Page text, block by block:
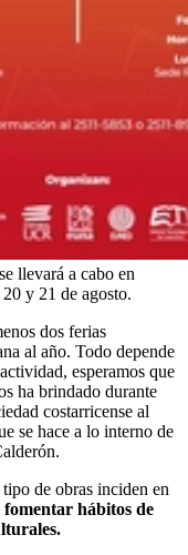
llevará a cabo en
y 21 de agosto.
dos ferias
al año. Todo depende
esperamos que
ha brindado durante
costarricense al
se hace a lo interno de
de obras inciden en
fomentar hábitos de